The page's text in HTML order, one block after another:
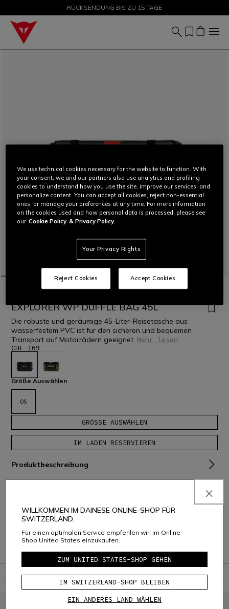
SALE BIS ZU -50 % – JETZT SHOPPEN
RÜCKSENDUNG BIS ZU 15 TAGE
STARTSEITE MOTORRAD ZUBEHÖR
EXPLORER WP DUFFLE BAG 45L
Die robuste und geräumige 45-Liter-Reisetasche aus
wasserfestem PVC ist für den sicheren und bequemen
Transport auf Motorrädern geeignet. Mehr lesen
CHF 169
ausgewählt
Größe Auswählen
OS
GRÖSSE AUSWÄHLEN
IM LADEN RESERVIEREN
Produktbeschreibung
Versand und Rückgabe
WILLKOMMEN IM DAINESE ONLINE-SHOP FÜR
SWITZERLAND.
Für einen optimalen Service empfehlen wir, im Online-
Shop United States einzukaufen.
ZUM UNITED STATES-SHOP GEHEN
IM SWITZERLAND-SHOP BLEIBEN
EIN ANDERES LAND WÄHLEN
We use technical cookies necessary for the website to function. With
your consent, we and our partners also use analytics and profiling
cookies to understand how you use the site, improve our services, and
personalize content. You can accept all cookies, reject non-essential
ones, or manage your preferences at any time. For more information
on the cookies used and how personal data is processed, please see
our Cookie Policy & Privacy Policy.
Your Privacy Rights
Reject Cookies Accept Cookies